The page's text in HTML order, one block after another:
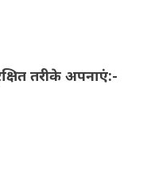
तरीके अपनाएं:-